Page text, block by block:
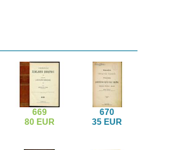
669
80 EUR
670
35 EUR